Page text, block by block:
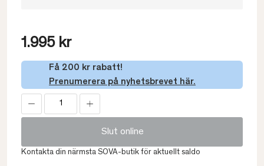
1.995 kr
Få 200 kr rabatt!
Prenumerera på nyhetsbrevet här.
Slut online
Kontakta din närmsta SOVA-butik för aktuellt saldo